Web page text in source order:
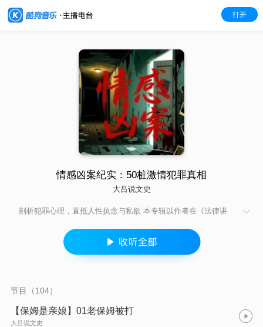
打开
情感凶案纪实：50桩激情犯罪真相
大吕说文史
剖析犯罪心理，直抵人性执念与私欲 本专辑以作者在《法律讲
之间发生的案件纠纷展开，反映了当今时代人们家庭婚姻生活中
出现的种种离奇故事。新书共收录20个精品案例，包括保姆是亲
娘、“初恋”求他捐个肾、被出租的女友、夺嫂之争、雇凶杀错人、
秘密、情人劫中劫、女友的三次、杀父之仇、替婚新娘的不归
路、我想有个妈、被寄托的孝心。本书以案说法，故事情节曲
折，有吸引力，文中还附有法律点评，是集法律知识、故事于一
体的法律普及作品。
节目（104）
【保姆是亲娘】01老保姆被打
大吕说文史